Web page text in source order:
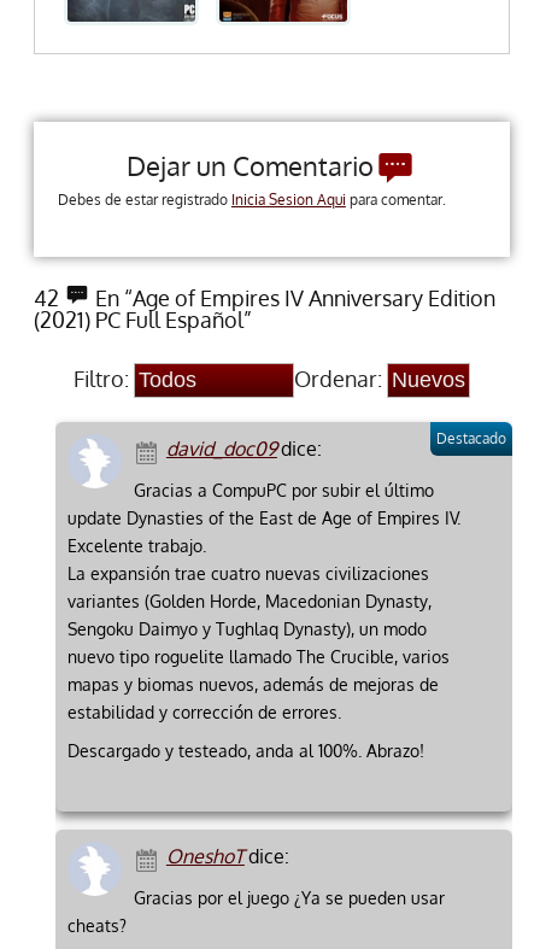
Dejar un Comentario
Debes de estar registrado Inicia Sesion Aqui para comentar.
42
En “Age of Empires IV Anniversary Edition
(2021) PC Full Español”
Filtro: Ordenar:
david_doc09dice:
Gracias a CompuPC por subir el último
update Dynasties of the East de Age of Empires IV.
Excelente trabajo.
La expansión trae cuatro nuevas civilizaciones
variantes (Golden Horde, Macedonian Dynasty,
Sengoku Daimyo y Tughlaq Dynasty), un modo
nuevo tipo roguelite llamado The Crucible, varios
mapas y biomas nuevos, además de mejoras de
estabilidad y corrección de errores.
Descargado y testeado, anda al 100%. Abrazo!
OneshoTdice:
Gracias por el juego ¿Ya se pueden usar
cheats?